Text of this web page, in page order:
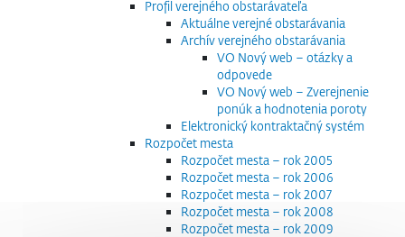
Profil verejného obstarávateľa
Aktuálne verejné obstarávania
Archív verejného obstarávania
VO Nový web – otázky a
odpovede
VO Nový web – Zverejnenie
ponúk a hodnotenia poroty
Elektronický kontraktačný systém
Rozpočet mesta
Rozpočet mesta – rok 2005
Rozpočet mesta – rok 2006
Rozpočet mesta – rok 2007
Rozpočet mesta – rok 2008
Rozpočet mesta – rok 2009